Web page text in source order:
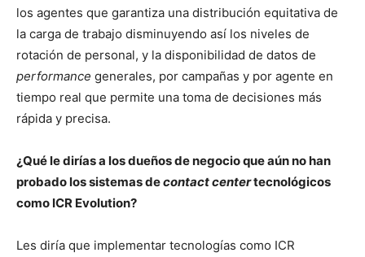
los agentes que garantiza una distribución equitativa de
la carga de trabajo disminuyendo así los niveles de
rotación de personal, y la disponibilidad de datos de
performance generales, por campañas y por agente en
tiempo real que permite una toma de decisiones más
rápida y precisa.
¿Qué le dirías a los dueños de negocio que aún no han
probado los sistemas decontact centertecnológicos
como ICR Evolution?
Les diría que implementar tecnologías como ICR